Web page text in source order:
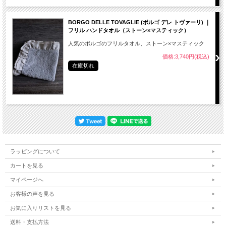
BORGO DELLE TOVAGLIE (ボルゴ デレ トヴァーリ) ｜
フリル ハンドタオル（ストーン×マスティック）
人気のボルゴのフリルタオル、ストーン×マスティック
価格:3,740円(税込)
在庫切れ
ラッピングについて
カートを見る
マイページへ
お客様の声を見る
お気に入りリストを見る
送料・支払方法